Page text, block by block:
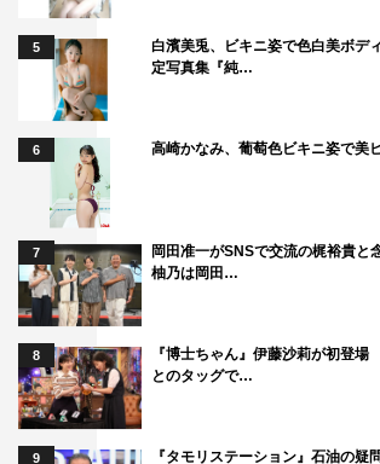
5
白濱美兎、ビキニ姿で色白美ボ
定写真集『純…
6 高崎かなみ、葡萄色ビキニ姿で美
7
岡田准一がSNSで交流の梶裕貴
柚乃は岡田…
8
『博士ちゃん』伊藤沙莉が初登
とのタッグで…
9 『タモリステーション』石油の